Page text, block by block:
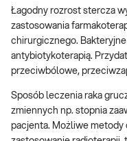
Łagodny rozrost stercza
zastosowania
chirurgicznego.
antybiotykoterapią.
przeciwbólowe,
Sposób leczenia raka
zmiennych np. stopnia
pacjenta. Możliwe metody